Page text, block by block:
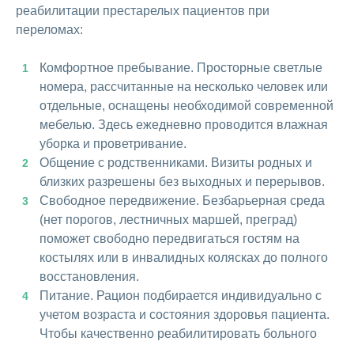
реабилитации престарелых пациентов при
переломах:
Комфортное пребывание. Просторные светлые
номера, рассчитанные на несколько человек или
отдельные, оснащены необходимой современной
мебелью. Здесь ежедневно проводится влажная
уборка и проветривание.
Общение с родственниками. Визиты родных и
близких разрешены без выходных и перерывов.
Свободное передвижение. Безбарьерная среда
(нет порогов, лестничных маршей, преград)
поможет свободно передвигаться гостям на
костылях или в инвалидных колясках до полного
восстановления.
Питание. Рацион подбирается индивидуально с
учетом возраста и состояния здоровья пациента.
Чтобы качественно реабилитировать больного